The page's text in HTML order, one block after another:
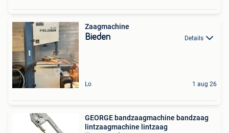
Zaagmachine
Bieden Details
Lo 1 aug 26
GEORGE bandzaagmachine bandzaag
lintzaagmachine lintzaag